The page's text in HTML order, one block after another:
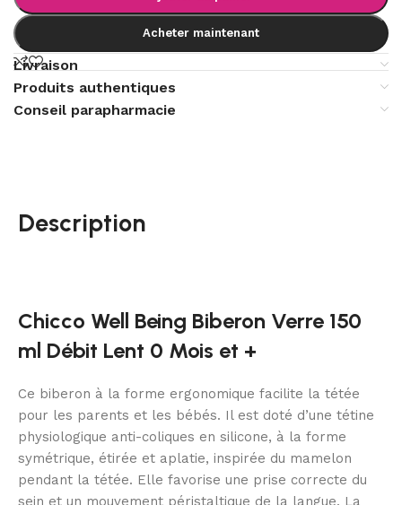
Acheter maintenant
Livraison
Produits authentiques
Conseil parapharmacie
Description
Chicco Well Being Biberon Verre 150
ml Débit Lent 0 Mois et +
Ce biberon à la forme ergonomique facilite la tétée
pour les parents et les bébés. Il est doté d’une tétine
physiologique anti-coliques en silicone, à la forme
symétrique, étirée et aplatie, inspirée du mamelon
pendant la tétée. Elle favorise une prise correcte du
sein et un mouvement péristaltique de la langue. La